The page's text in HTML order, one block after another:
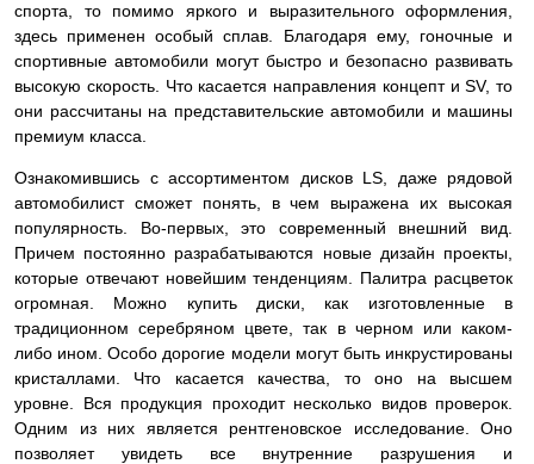
спорта, то помимо яркого и выразительного оформления,
здесь применен особый сплав. Благодаря ему, гоночные и
спортивные автомобили могут быстро и безопасно развивать
высокую скорость. Что касается направления концепт и SV, то
они рассчитаны на представительские автомобили и машины
премиум класса.
Ознакомившись с ассортиментом дисков LS, даже рядовой
автомобилист сможет понять, в чем выражена их высокая
популярность. Во-первых, это современный внешний вид.
Причем постоянно разрабатываются новые дизайн проекты,
которые отвечают новейшим тенденциям. Палитра расцветок
огромная. Можно купить диски, как изготовленные в
традиционном серебряном цвете, так в черном или каком-
либо ином. Особо дорогие модели могут быть инкрустированы
кристаллами. Что касается качества, то оно на высшем
уровне. Вся продукция проходит несколько видов проверок.
Одним из них является рентгеновское исследование. Оно
позволяет увидеть все внутренние разрушения и